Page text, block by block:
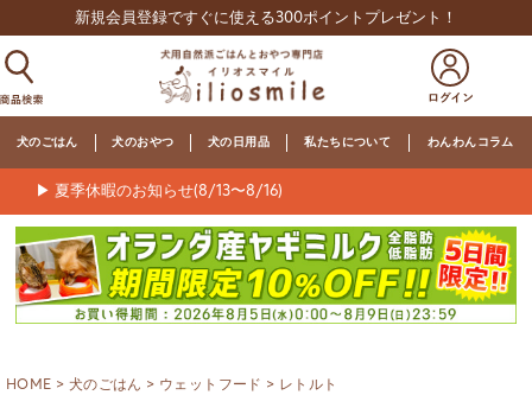
新規会員登録ですぐに使える300ポイントプレゼント！
犬のごはん 犬のおやつ 犬の日用品 私たちについて わんわんコラム
▶ 夏季休暇のお知らせ(8/13〜8/16)
HOME 犬のごはん ウェットフード
レトルト